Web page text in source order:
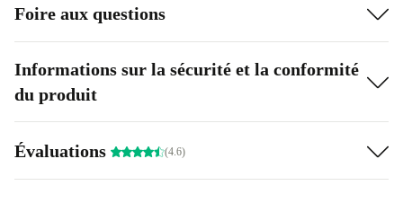
un écran 14” haute résolution, le fabricant a cherché à
réaliser des économies de place partout où cela était
possible, surtout au niveau des bords. Ainsi, l’écran
possède non seulement un cadre fin, mais grâce à la
conception en aluminium de son boîtier, le notebook est
également très solide et offre une bonne prise en main.
Foire aux questions
Informations sur la sécurité et la conformité
du produit
Évaluations (4.6)